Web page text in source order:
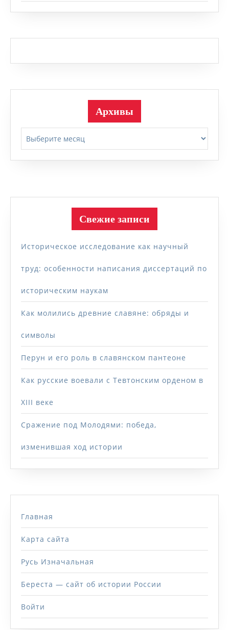
Архивы
Свежие записи
Историческое исследование как научный
труд: особенности написания диссертаций по
историческим наукам
Как молились древние славяне: обряды и
символы
Перун и его роль в славянском пантеоне
Как русские воевали с Тевтонским орденом в
XIII веке
Сражение под Молодями: победа,
изменившая ход истории
Главная
Карта сайта
Русь Изначальная
Береста — сайт об истории России
Войти